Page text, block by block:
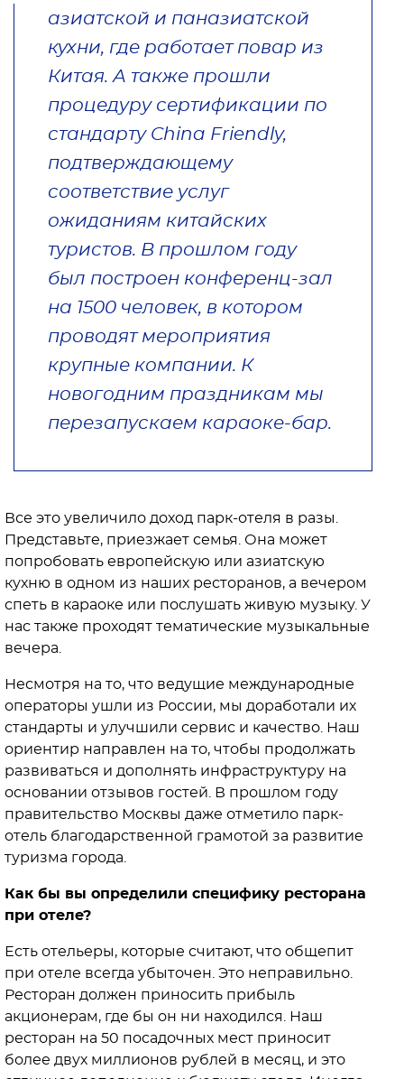
азиатской и паназиатской
кухни, где работает повар из
Китая. А также прошли
процедуру сертификации по
стандарту China Friendly,
подтверждающему
соответствие услуг
ожиданиям китайских
туристов. В прошлом году
был построен конференц-зал
на 1500 человек, в котором
проводят мероприятия
крупные компании. К
новогодним праздникам мы
перезапускаем караоке-бар.
Все это увеличило доход парк-отеля в разы.
Представьте, приезжает семья. Она может
попробовать европейскую или азиатскую
кухню в одном из наших ресторанов, а вечером
спеть в караоке или послушать живую музыку. У
нас также проходят тематические музыкальные
вечера.
Несмотря на то, что ведущие международные
операторы ушли из России, мы доработали их
стандарты и улучшили сервис и качество. Наш
ориентир направлен на то, чтобы продолжать
развиваться и дополнять инфраструктуру на
основании отзывов гостей. В прошлом году
правительство Москвы даже отметило парк-
отель благодарственной грамотой за развитие
туризма города.
Как бы вы определили специфику ресторана
при отеле?
Есть отельеры, которые считают, что общепит
при отеле всегда убыточен. Это неправильно.
Ресторан должен приносить прибыль
акционерам, где бы он ни находился. Наш
ресторан на 50 посадочных мест приносит
более двух миллионов рублей в месяц, и это